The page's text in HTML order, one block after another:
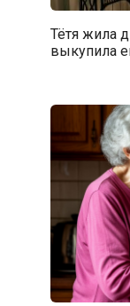
Тётя жила
выкупила